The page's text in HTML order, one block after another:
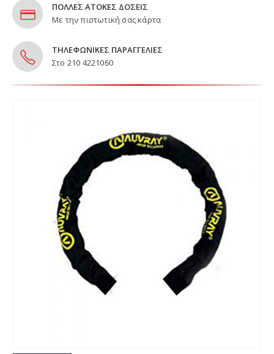
ΠΟΛΛΕΣ ΑΤΟΚΕΣ ΔΟΣΕΙΣ
Με την πιστωτική σας κάρτα
ΤΗΛΕΦΩΝΙΚΕΣ ΠΑΡΑΓΓΕΛΙΕΣ
Στο 210 4221060